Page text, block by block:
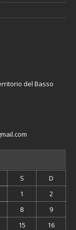
del Basso
S
D
1
2
8
9
15
16